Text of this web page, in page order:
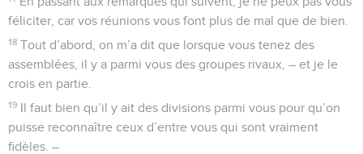
féliciter, car vos réunions vous font plus de mal que de bien.
18 Tout d’abord, on m’a dit que lorsque vous tenez des
assemblées, il y a parmi vous des groupes rivaux, – et je le
crois en partie.
19 Il faut bien qu’il y ait des divisions parmi vous pour qu’on
puisse reconnaître ceux d’entre vous qui sont vraiment
fidèles. –